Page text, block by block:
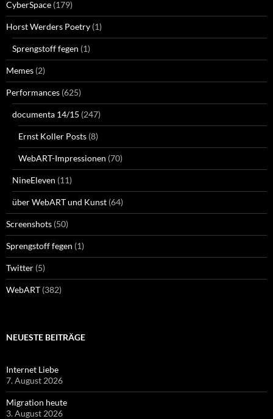
CyberSpace (179)
Horst Werders Poetry (1)
Sprengstoff fegen (1)
Memes (2)
Performances (625)
documenta 14/15 (247)
Ernst Koller Posts (8)
WebART-Impressionen (70)
NineEleven (11)
über WebART und Kunst (64)
Screenshots (50)
Sprengstoff fegen (1)
Twitter (5)
WebART (382)
NEUESTE BEITRÄGE
Internet Liebe
7. August 2026
Migration heute
3. August 2026